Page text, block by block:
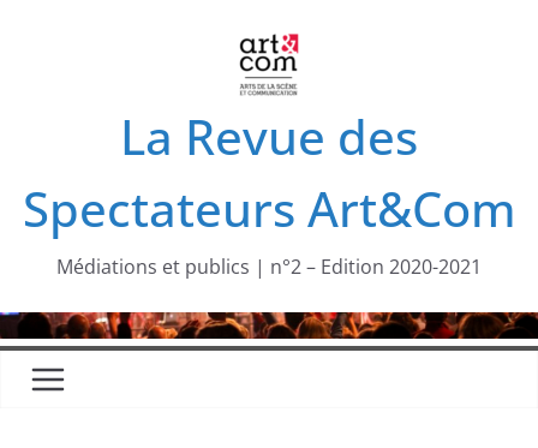
La Revue des
Spectateurs Art&Com
Médiations et publics | n°2 – Edition 2020-2021